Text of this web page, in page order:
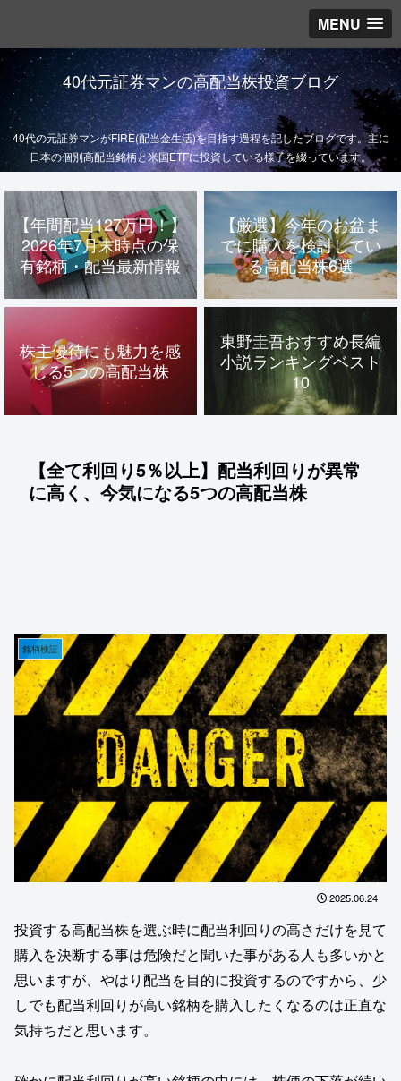
MENU
40代元証券マンの高配当株投資ブログ
40代の元証券マンがFIRE(配当金生活)を目指す過程を記したブログです。主に
日本の個別高配当銘柄と米国ETFに投資している様子を綴っています。
【年間配当127万円！】
2026年7月末時点の保
有銘柄・配当最新情報
【厳選】今年のお盆ま
でに購入を検討してい
る高配当株6選
株主優待にも魅力を感
じる5つの高配当株
東野圭吾おすすめ長編
小説ランキングベスト
10
【全て利回り5％以上】配当利回りが異常
に高く、今気になる5つの高配当株
銘柄検証
2025.06.24
投資する高配当株を選ぶ時に配当利回りの高さだけを見て
購入を決断する事は危険だと聞いた事がある人も多いかと
思いますが、やはり配当を目的に投資するのですから、少
しでも配当利回りが高い銘柄を購入したくなるのは正直な
気持ちだと思います。